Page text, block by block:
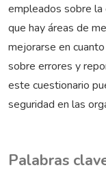
Palabras
empleados sobre la
que hay áreas de
mejorarse en
sobre errores y
este cuestionario
seguridad en las